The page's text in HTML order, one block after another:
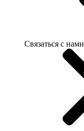
Связаться с нами